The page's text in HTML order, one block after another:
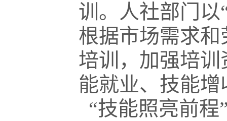
训。人社部门以
根据市场需求
培训，加强培
能就业、技能增
“技能照亮前